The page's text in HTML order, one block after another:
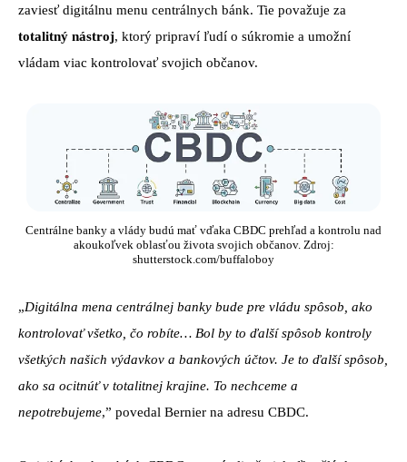
zaviesť digitálnu menu centrálnych bánk. Tie považuje za
totalitný nástroj, ktorý pripraví ľudí o súkromie a umožní
vládam viac kontrolovať svojich občanov.
Centrálne banky a vlády budú mať vďaka CBDC prehľad a kontrolu nad
akoukoľvek oblasťou života svojich občanov. Zdroj:
shutterstock.com/buffaloboy
„Digitálna mena centrálnej banky bude pre vládu spôsob, ako
kontrolovať všetko, čo robíte… Bol by to ďalší spôsob kontroly
všetkých našich výdavkov a bankových účtov. Je to ďalší spôsob,
ako sa ocitnúť v totalitnej krajine. To nechceme a
nepotrebujeme,” povedal Bernier na adresu CBDC.